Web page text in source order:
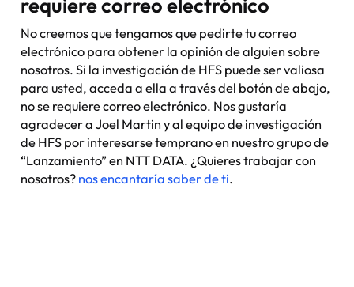
requiere correo electrónico
No creemos que tengamos que pedirte tu correo
electrónico para obtener la opinión de alguien sobre
nosotros. Si la investigación de HFS puede ser valiosa
para usted, acceda a ella a través del botón de abajo,
no se requiere correo electrónico. Nos gustaría
agradecer a Joel Martin y al equipo de investigación
de HFS por interesarse temprano en nuestro grupo de
“Lanzamiento” en NTT DATA. ¿Quieres trabajar con
nosotros? nos encantaría saber de ti.